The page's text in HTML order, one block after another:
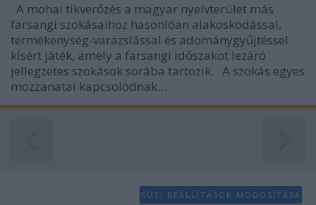
A mohai tikverőzés a magyar nyelvterület más
farsangi szokásaihoz hasonlóan alakoskodással,
termékenység-varázslással és adománygyűjtéssel
kísért játék, amely a farsangi időszakot lezáró
jellegzetes szokások sorába tartozik. A szokás egyes
mozzanatai kapcsolódnak…
SÜTI BEÁLLÍTÁSOK MÓDOSÍTÁSA